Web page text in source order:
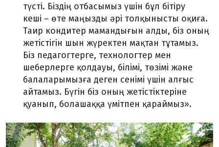
түсті. Біздің отбасымыз үшін бұл бітіру
кеші – өте маңызды әрі толқынысты оқиға.
Таир кондитер мамандығын алды, біз оның
жетістігін шын жүректен мақтан тұтамыз.
Біз педагогтерге, технологтер мен
шеберлерге қолдауы, білімі, төзімі және
балаларымызға деген сенімі үшін алғыс
айтамыз. Бүгін біз оның жетістіктеріне
қуанып, болашаққа үмітпен қараймыз».